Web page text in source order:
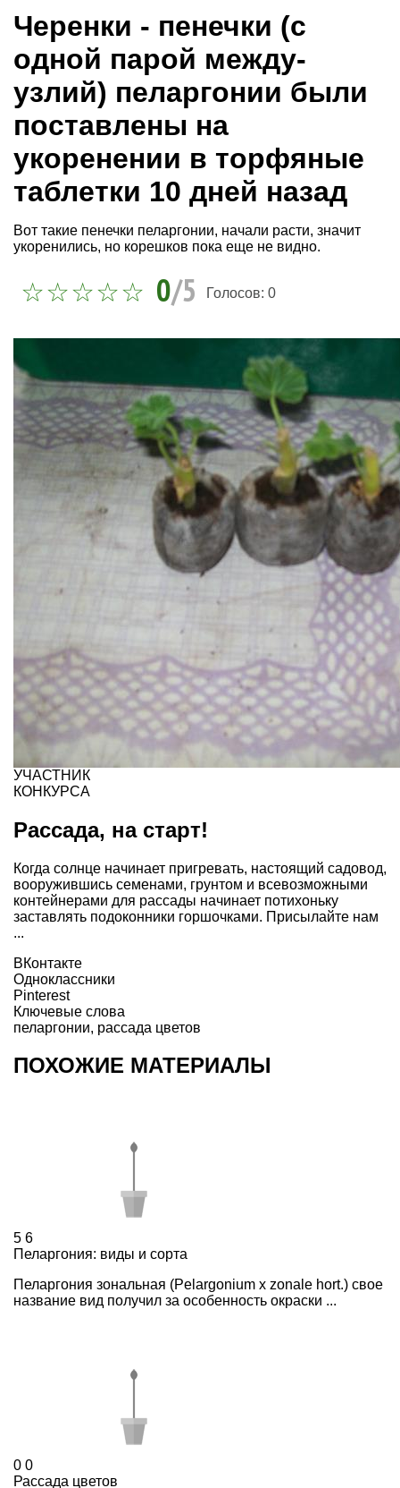
Черенки - пенечки (с
одной парой между-
узлий) пеларгонии были
поставлены на
укоренении в торфяные
таблетки 10 дней назад
Вот такие пенечки пеларгонии, начали расти, значит
укоренились, но корешков пока еще не видно.
0/5 Голосов: 0
УЧАСТНИК
КОНКУРСА
Рассада, на старт!
Когда солнце начинает пригревать, настоящий садовод,
вооружившись семенами, грунтом и всевозможными
контейнерами для рассады начинает потихоньку
заставлять подоконники горшочками. Присылайте нам
...
ВКонтакте
Одноклассники
Pinterest
Ключевые слова
пеларгонии, рассада цветов
ПОХОЖИЕ МАТЕРИАЛЫ
5 6
Пеларгония: виды и сорта
Пеларгония зональная (Pelargonium х zonale hort.) свое
название вид получил за особенность окраски ...
0 0
Рассада цветов